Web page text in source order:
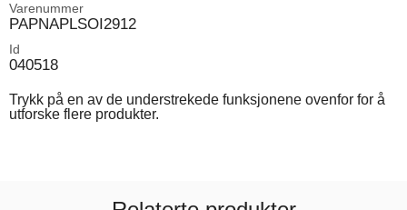
Varenummer
PAPNAPLSOI2912
Id
040518
Trykk på en av de understrekede funksjonene ovenfor for å
utforske flere produkter.